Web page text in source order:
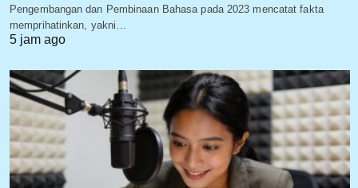
Pengembangan dan Pembinaan Bahasa pada 2023 mencatat fakta
memprihatinkan, yakni…
5 jam ago